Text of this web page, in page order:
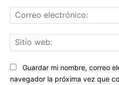
Guardar mi nombre, correo
navegador la próxima vez que